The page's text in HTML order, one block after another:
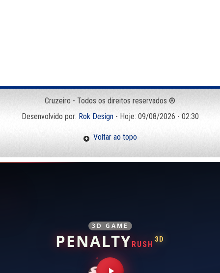
Cruzeiro - Todos os direitos reservados ®
Desenvolvido por: Rok Design- Hoje: 09/08/2026 - 02:30
Voltar ao topo
3D GAME
PENALTY RUSH
3D